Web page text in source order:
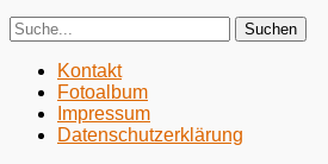
Search
Suche
für:
Zweites
Menü
Zum
Inhalt:
Kontakt
Fotoalbum
Impressum
Datenschutzerklärung